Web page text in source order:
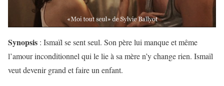
Synopsis : Ismaïl se sent seul. Son père lui manque et même
l’amour inconditionnel qui le lie à sa mère n’y change rien. Ismaïl
veut devenir grand et faire un enfant.